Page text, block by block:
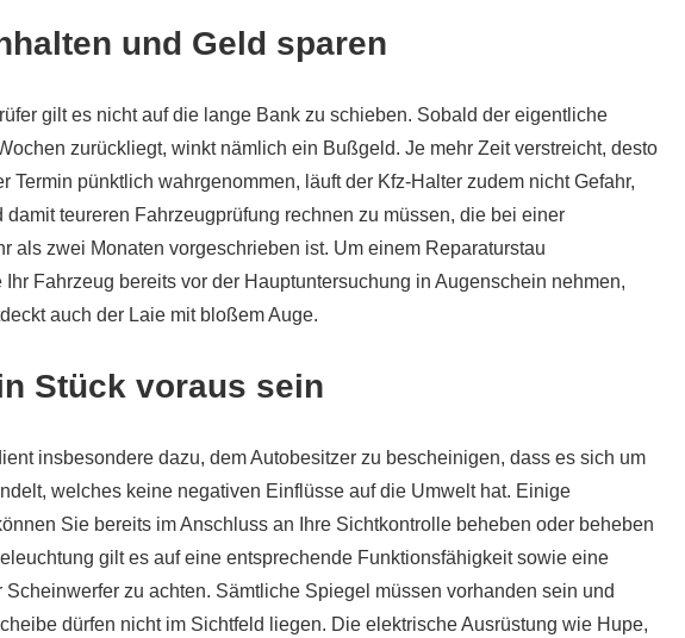
und Geld sparen
gilt es nicht auf die lange Bank zu schieben. Sobald der eigentliche
zurückliegt, winkt nämlich ein Bußgeld. Je mehr Zeit verstreicht, desto
Termin pünktlich wahrgenommen, läuft der Kfz-Halter zudem nicht Gefahr,
damit teureren Fahrzeugprüfung rechnen zu müssen, die bei einer
als zwei Monaten vorgeschrieben ist. Um einem Reparaturstau
Fahrzeug bereits vor der Hauptuntersuchung in Augenschein nehmen,
auch der Laie mit bloßem Auge.
Stück voraus sein
insbesondere dazu, dem Autobesitzer zu bescheinigen, dass es sich um
welches keine negativen Einflüsse auf die Umwelt hat. Einige
Sie bereits im Anschluss an Ihre Sichtkontrolle beheben oder beheben
gilt es auf eine entsprechende Funktionsfähigkeit sowie eine
zu achten. Sämtliche Spiegel müssen vorhanden sein und
dürfen nicht im Sichtfeld liegen. Die elektrische Ausrüstung wie Hupe,